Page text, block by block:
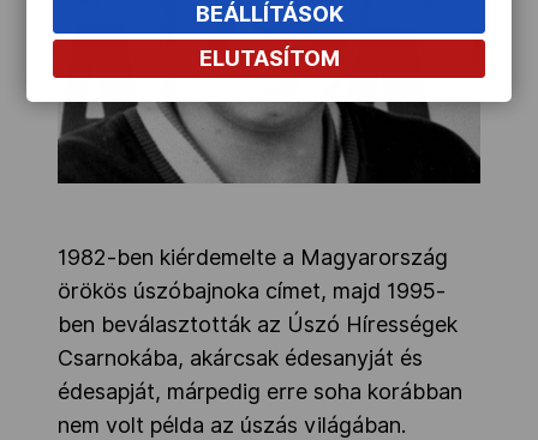
1982-ben kiérdemelte a Magyarország
örökös úszóbajnoka címet, majd 1995-
ben beválasztották az Úszó Hírességek
Csarnokába, akárcsak édesanyját és
édesapját, márpedig erre soha korábban
nem volt példa az úszás világában.
BEÁLLÍTÁSOK
ELUTASÍTOM